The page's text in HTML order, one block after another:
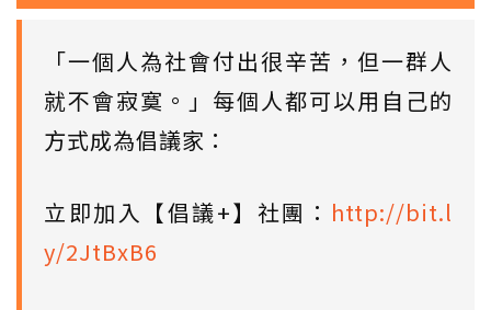
「一個人為社會付出很辛苦，但一群人
就不會寂寞。」每個人都可以用自己的
方式成為倡議家：
立即加入【倡議+】社團： http://bit.l
y/2JtBxB6